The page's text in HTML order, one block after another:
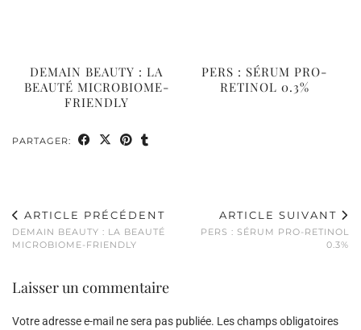
DEMAIN BEAUTY : LA
BEAUTÉ MICROBIOME-
FRIENDLY
PERS : SÉRUM PRO-
RETINOL 0.3%
PARTAGER:
ARTICLE PRÉCÉDENT
DEMAIN BEAUTY : LA BEAUTÉ
MICROBIOME-FRIENDLY
ARTICLE SUIVANT
PERS : SÉRUM PRO-RETINOL
0.3%
Laisser un commentaire
Votre adresse e-mail ne sera pas publiée. Les champs obligatoires